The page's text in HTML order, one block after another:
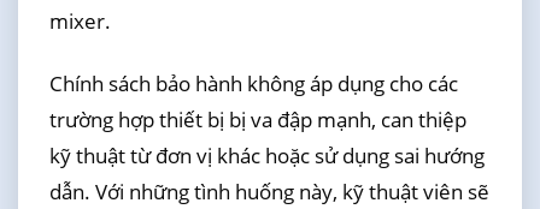
mixer.
Chính sách bảo hành không áp dụng cho các
trường hợp thiết bị bị va đập mạnh, can thiệp
kỹ thuật từ đơn vị khác hoặc sử dụng sai hướng
dẫn. Với những tình huống này, kỹ thuật viên sẽ